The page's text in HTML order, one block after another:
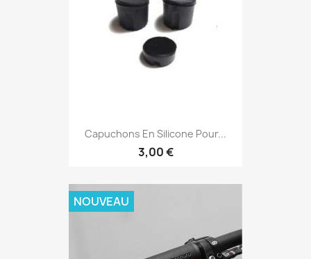
Capuchons En Silicone Pour...
3,00 €
NOUVEAU